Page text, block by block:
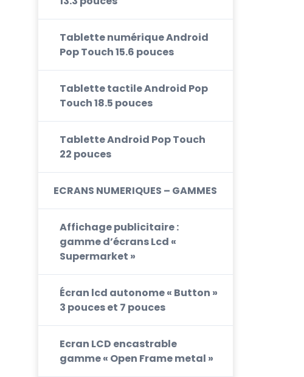
Tablette numérique Android
Pop Touch 15.6 pouces
Tablette tactile Android Pop
Touch 18.5 pouces
Tablette Android Pop Touch
22 pouces
ECRANS NUMERIQUES – GAMMES
Affichage publicitaire :
gamme d’écrans Lcd «
Supermarket »
Écran lcd autonome « Button »
3 pouces et 7 pouces
Ecran LCD encastrable
gamme « Open Frame metal »